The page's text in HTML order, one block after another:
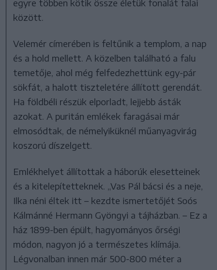
egyre többen kötik össze életük fonalát falai
között.
Velemér címerében is feltűnik a templom, a nap
és a hold mellett. A közelben található a falu
temetője, ahol még felfedezhettünk egy-pár
sökfát, a halott tiszteletére állított gerendát.
Ha földbéli részük elporladt, lejjebb ásták
azokat. A puritán emlékek faragásai már
elmosódtak, de némelyiküknél műanyagvirág
koszorú díszelgett.
Emlékhelyet állítottak a háborúk elesetteinek
és a kitelepítetteknek. „Vas Pál bácsi és a neje,
Ilka néni éltek itt – kezdte ismertetőjét Soós
Kálmánné Hermann Gyöngyi a tájházban. – Ez a
ház 1899-ben épült, hagyományos őrségi
módon, nagyon jó a természetes klímája.
Légvonalban innen már 500-800 méter a